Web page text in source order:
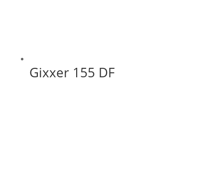
Gixxer 155 DF